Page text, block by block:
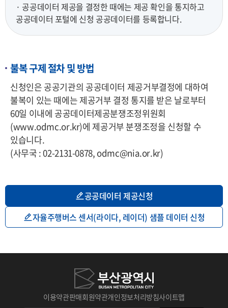
· 공공데이터 제공을 결정한 때에는 제공 확인을 통지하고
공공데이터 포털에 신청 공공데이터를 등록합니다.
불복 구제 절차 및 방법
신청인은 공공기관의 공공데이터 제공거부결정에 대하여
불복이 있는 때에는 제공거부 결정 통지를 받은 날로부터
60일 이내에 공공데이터제공분쟁조정위원회
(www.odmc.or.kr)에 제공거부 분쟁조정을 신청할 수
있습니다.
(사무국 : 02-2131-0878, odmc@nia.or.kr)
공공데이터 제공신청
자율주행버스 센서(라이다, 레이더) 샘플 데이터 신청
이용약관판매회원약관개인정보처리방침사이트맵